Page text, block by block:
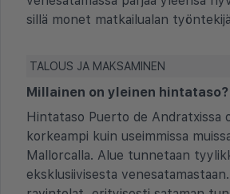
sillä monet matkailualan
TALOUS JA MAKSAMINEN
Millainen on yleinen hintataso?
Hintataso Puerto de Andratxissa
korkeampi kuin useimmissa
Mallorcalla. Alue tunnetaan
eksklusiivisesta